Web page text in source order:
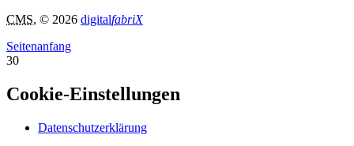
CMS, © 2026 digitalfabriX
Seitenanfang
30
Cookie-Einstellungen
Datenschutzerklärung